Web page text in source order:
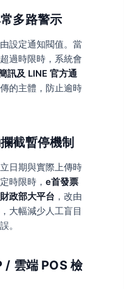
多路警示
設定通知閥值。當
過時限時，系統會
訊及 LINE 官方通
的主體，防止逾時
截暫停機制
日期與實際上傳時
時限時， e首發票
政部大平台 ，改由
大幅減少人工盲目
。
/ 雲端 POS 檢